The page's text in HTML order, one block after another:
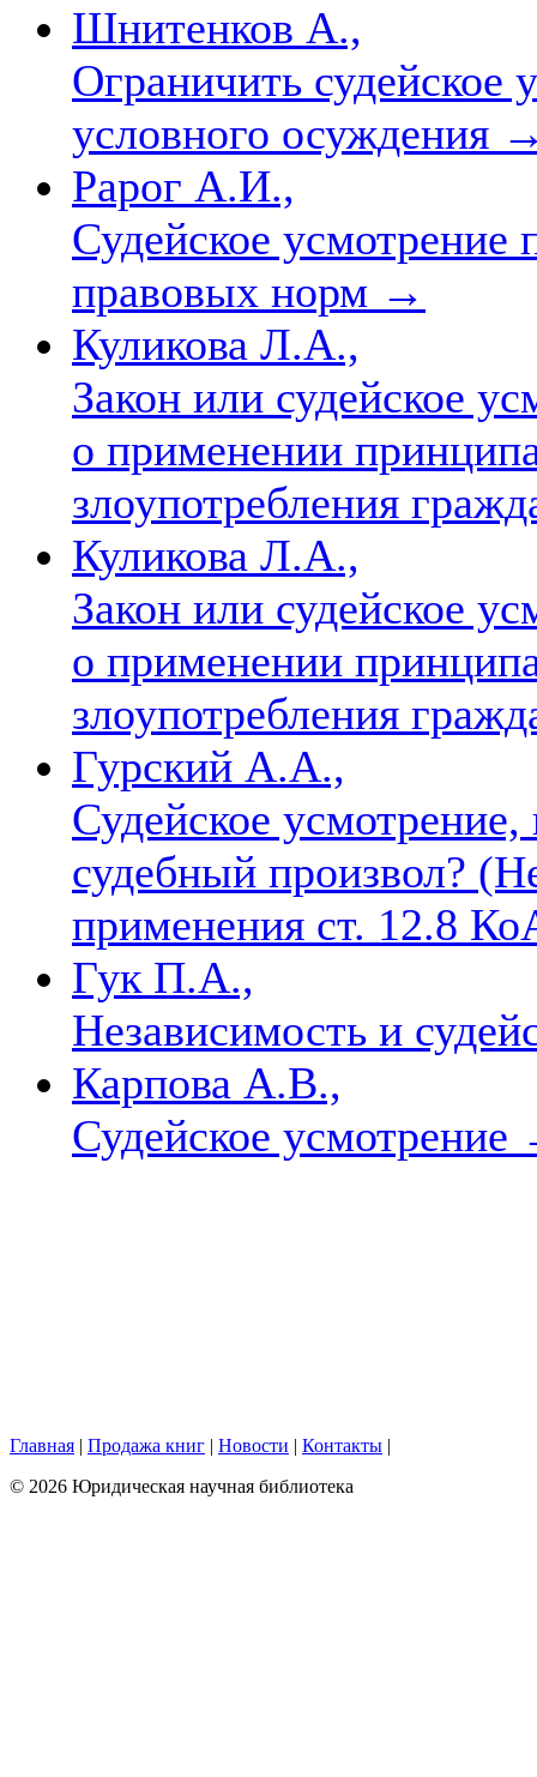
Шнитенков А.,
Ограничить судейское
условного осуждения
Рарог А.И.,
Судейское усмотрение
правовых норм →
Куликова Л.А.,
Закон или судейское
о применении
злоупотребления
Куликова Л.А.,
Закон или судейское
о применении
злоупотребления
Гурский А.А.,
Судейское
судебный произвол?
применения ст. 12.8
Гук П.А.,
Независимость и
Карпова А.В.,
Судейское усмотрение
Главная | Продажа книг | Новости | Контакты |
© 2026 Юридическая научная библиотека